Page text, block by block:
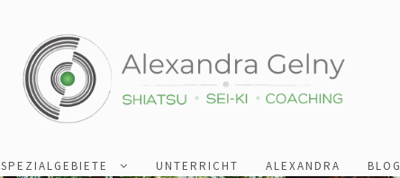
SPEZIALGEBIETE UNTERRICHT ALEXANDRA BLOG